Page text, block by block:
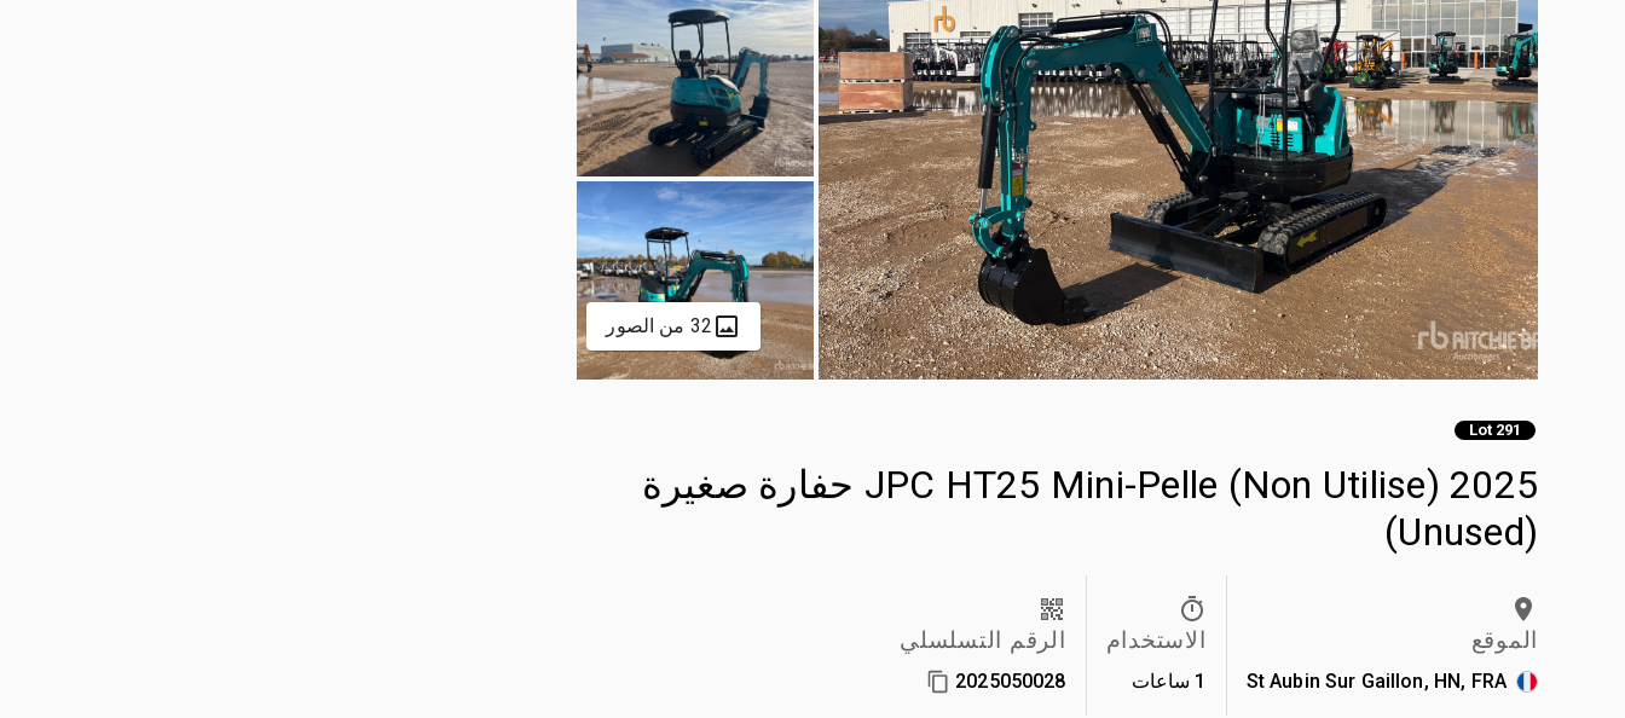
32 من الصور
Lot 291
2025 JPC HT25 Mini-Pelle (Non Utilise) حفارة صغيرة
(Unused)
الموقع
St Aubin Sur Gaillon, HN, FRA
الاستخدام
1 ساعات
الرقم التسلسلي
2025050028